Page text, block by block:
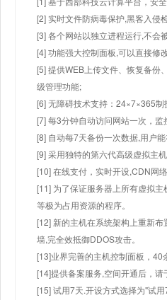
[2] 实时文件防病毒保护,黑客入侵
[3] 各个网站以独立进程运行,不会
[4] 功能强大控制面板,可以直接修
[5] 提供WEB上传文件、恢复备份
级管理功能;
[6] 无障碍技术支持：24×7×365制
[7] 每3分钟自动访问网站一次，监
[8] 自动每7天备份一次数据,用户
[9] 采用独特的第六代高级虚拟主
[10] 在线支付，实时开设,CDN网
[11] 为了保证服务器上所有虚拟
等极为占用资源的程序。
[12] 新的主机在系统架构上重新
墙,完全效抵御DDOS攻击。
[13]业界完善的主机控制面板，
[14]提供备案服务,空间开通后，请
[15] 试用7天.开设方式选择为"试用